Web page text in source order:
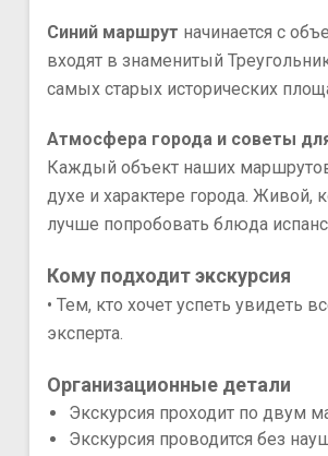
Синий маршрут начинается с
входят в знаменитый
самых старых исторических
Атмосфера города и советы
Каждый объект наших
духе и характере города.
лучше попробовать блюда
Кому подходит экскурсия
• Тем, кто хочет успеть увидеть
эксперта.
Организационные детали
Экскурсия проходит по двум
Экскурсия проводится без